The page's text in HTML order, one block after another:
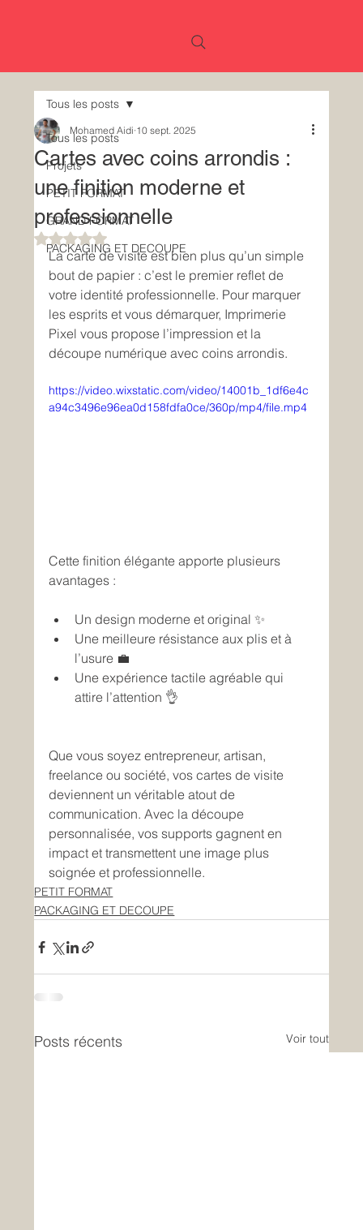
Tous les posts
Projets
PETIT FORMAT
GRAND FORMAT
PACKAGING ET DECOUPE
Tous les posts
Cartes avec coins arrondis :
une finition moderne et
professionnelle
Mohamed Aidi 10 sept. 2025
Noté NaN étoiles sur 5.
La carte de visite est bien plus qu’un simple
bout de papier : c’est le premier reflet de
votre identité professionnelle. Pour marquer
les esprits et vous démarquer, Imprimerie
Pixel vous propose l’impression et la
découpe numérique avec coins arrondis.
https://video.wixstatic.com/video/14001b_1df6e4c
a94c3496e96ea0d158fdfa0ce/360p/mp4/file.mp4
Cette finition élégante apporte plusieurs
avantages :
Un design moderne et original ✨
Une meilleure résistance aux plis et à
l’usure 💼
Une expérience tactile agréable qui
attire l’attention 👌
Que vous soyez entrepreneur, artisan,
freelance ou société, vos cartes de visite
deviennent un véritable atout de
communication. Avec la découpe
personnalisée, vos supports gagnent en
impact et transmettent une image plus
soignée et professionnelle.
PETIT FORMAT
PACKAGING ET DECOUPE
Posts récents Voir tout